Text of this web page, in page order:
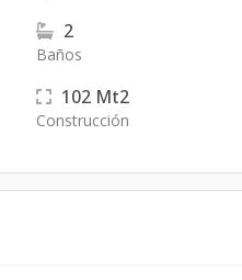
2
Baños
102 Mt2
Construcción